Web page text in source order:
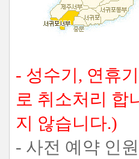
- 성수기, 연휴
로 취소처리 합
지 않습니다.)
- 사전 예약 인